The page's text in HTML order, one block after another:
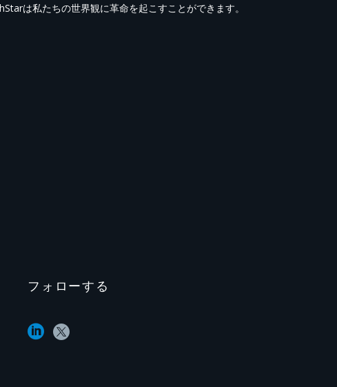
は私たちの世界観に革命を起こすことができます。
フォローする